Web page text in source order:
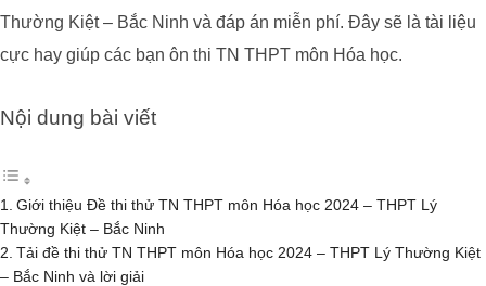
Thường Kiệt – Bắc Ninh và đáp án miễn phí. Đây sẽ là tài liệu
cực hay giúp các bạn ôn thi TN THPT môn Hóa học.
Nội dung bài viết
Giới thiệu Đề thi thử TN THPT môn Hóa học 2024 – THPT Lý
Thường Kiệt – Bắc Ninh
Tải đề thi thử TN THPT môn Hóa học 2024 – THPT Lý Thường Kiệt
– Bắc Ninh và lời giải